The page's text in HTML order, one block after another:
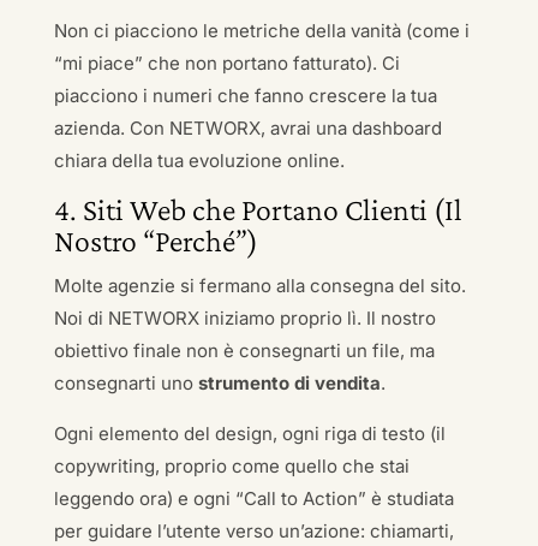
Non ci piacciono le metriche della vanità (come i
“mi piace” che non portano fatturato). Ci
piacciono i numeri che fanno crescere la tua
azienda. Con NETWORX, avrai una dashboard
chiara della tua evoluzione online.
4. Siti Web che Portano Clienti (Il
Nostro “Perché”)
Molte agenzie si fermano alla consegna del sito.
Noi di NETWORX iniziamo proprio lì. Il nostro
obiettivo finale non è consegnarti un file, ma
consegnarti uno strumento di vendita.
Ogni elemento del design, ogni riga di testo (il
copywriting, proprio come quello che stai
leggendo ora) e ogni “Call to Action” è studiata
per guidare l’utente verso un’azione: chiamarti,